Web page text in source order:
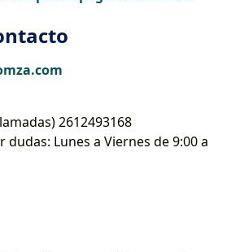
2612493168
Lunes a Viernes de 9:00 a